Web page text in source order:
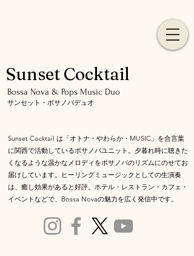
Sunset Cocktail
​Bossa Nova & Pops Music Duo
サンセット・ボサノバデュオ
Sunset Cocktail は「オトナ・やわらか・MUSIC」を合言葉
に関西で活動しているボサノバユニット。夕暮れ時に聴きた
くなるような温かなメロディをボサノバのリズムにのせてお
届けしています。ヒーリングミュージックとしての生演奏
は、癒し効果があると好評。ホテル・レストラン・カフェ・
イベントなどで、Bossa Novaの魅力を広く発信中です。